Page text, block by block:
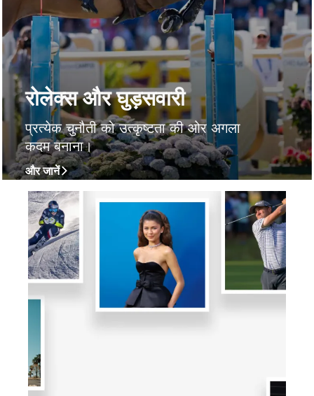
रोलेक्स और घुड़सवारी
प्रत्येक चुनौती को उत्कृष्टता की ओर अगला
कदम बनाना।
और जानें